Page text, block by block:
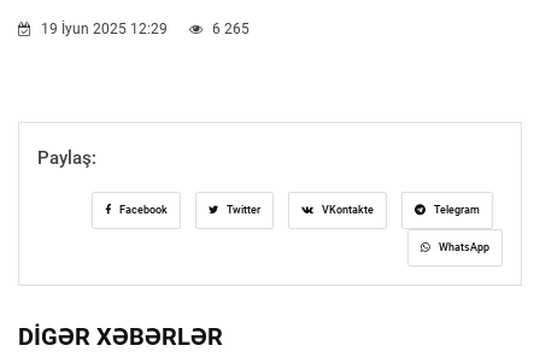
19 İyun 2025 12:29 6 265
Paylaş:
Facebook Twitter VKontakte Telegram
WhatsApp
DIGƏR XƏBƏRLƏR